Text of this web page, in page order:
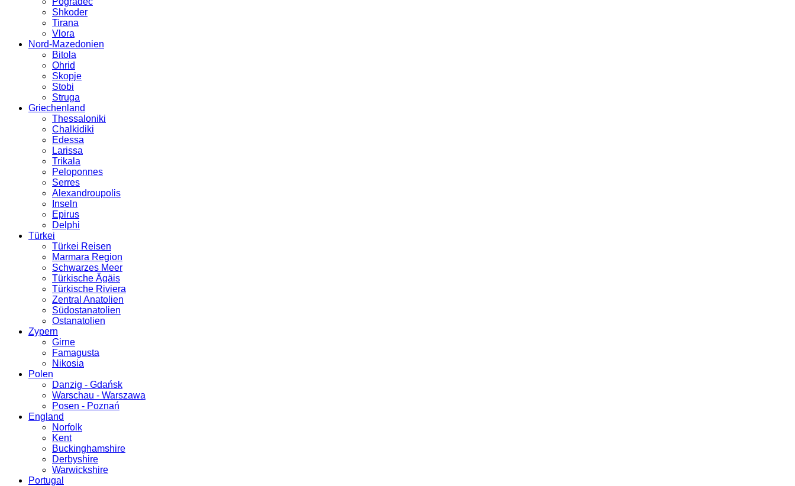
Shkoder
Tirana
Vlora
Nord-Mazedonien
Bitola
Ohrid
Skopje
Stobi
Struga
Griechenland
Thessaloniki
Chalkidiki
Edessa
Larissa
Trikala
Peloponnes
Serres
Alexandroupolis
Inseln
Epirus
Delphi
Türkei
Türkei Reisen
Marmara Region
Schwarzes Meer
Türkische Ägäis
Türkische Riviera
Zentral Anatolien
Südostanatolien
Ostanatolien
Zypern
Girne
Famagusta
Nikosia
Polen
Danzig - Gdańsk
Warschau - Warszawa
Posen - Poznań
England
Norfolk
Kent
Buckinghamshire
Derbyshire
Warwickshire
Portugal